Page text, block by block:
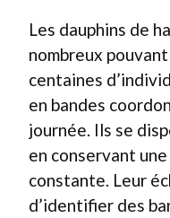
Les dauphins de
nombreux
centaines
en bandes
journée. Ils se
en conservant
constante. Leur
d’identifier des